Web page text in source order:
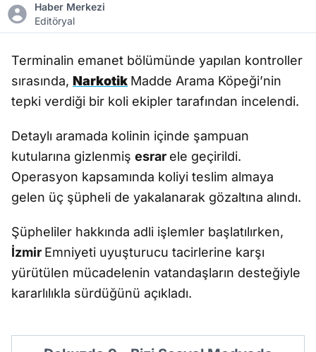
Haber Merkezi
Editöryal
Terminalin emanet bölümünde yapılan kontroller
sırasında, Narkotik Madde Arama Köpeği’nin
tepki verdiği bir koli ekipler tarafından incelendi.
Detaylı aramada kolinin içinde şampuan
kutularına gizlenmiş esrar ele geçirildi.
Operasyon kapsamında koliyi teslim almaya
gelen üç şüpheli de yakalanarak gözaltına alındı.
Şüpheliler hakkında adli işlemler başlatılırken,
İzmir Emniyeti uyuşturucu tacirlerine karşı
yürütülen mücadelenin vatandaşların desteğiyle
kararlılıkla sürdüğünü açıkladı.